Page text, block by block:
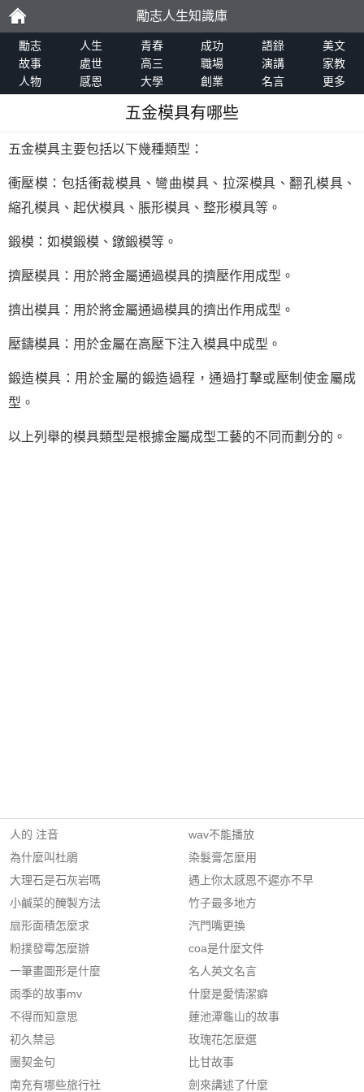
勵
志
勵志人生知識庫
勵志 人生 青春 成功 語錄
美文
故事
處世 高三 職場 演講
家教
人物
感恩 大學 創業 名言 更多
五金模具有哪些
五金模具主要包括以下幾種類型：
衝壓模：包括衝裁模具、彎曲模具、拉深模具、翻孔模具、
縮孔模具、起伏模具、脹形模具、整形模具等。
鍛模：如模鍛模、鐓鍛模等。
擠壓模具：用於將金屬通過模具的擠壓作用成型。
擠出模具：用於將金屬通過模具的擠出作用成型。
壓鑄模具：用於金屬在高壓下注入模具中成型。
鍛造模具：用於金屬的鍛造過程，通過打擊或壓制使金屬成
型。
以上列舉的模具類型是根據金屬成型工藝的不同而劃分的。
人的 注音
為什麼叫杜鵑
大理石是石灰岩嗎
小鹹菜的醃製方法
扇形面積怎麼求
粉撲發霉怎麼辦
一筆畫圖形是什麼
雨季的故事mv
不得而知意思
初久禁忌
團契金句
南充有哪些旅行社
wav不能播放
染髮膏怎麼用
遇上你太感恩不遲亦不早
竹子最多地方
汽門嘴更換
coa是什麼文件
名人英文名言
什麼是愛情潔癖
蓮池潭龜山的故事
玫瑰花怎麼選
比甘故事
劍來講述了什麼